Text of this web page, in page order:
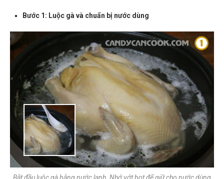
Bước 1: Luộc gà và chuẩn bị nước dùng